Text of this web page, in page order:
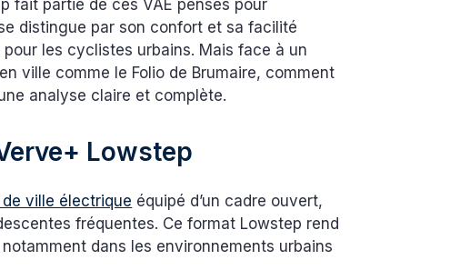
fait partie de ces VAE pensés pour
distingue par son confort et sa facilité
les cyclistes urbains. Mais face à un
ville comme le Folio de Brumaire, comment
analyse claire et complète.
Lowstep
ville électrique équipé d’un cadre ouvert,
fréquentes. Ce format Lowstep rend
dans les environnements urbains